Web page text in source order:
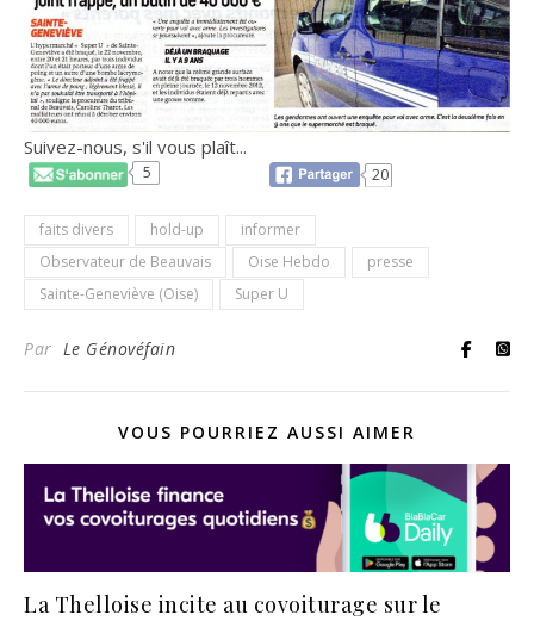
Suivez-nous, s'il vous plaît...
5 20
faits divers hold-up
informer
Observateur de Beauvais
Oise Hebdo
presse
Sainte-Geneviève (Oise)
Super U
Par Le Génovéfain
VOUS POURRIEZ AUSSI AIMER
La Thelloise incite au covoiturage sur le